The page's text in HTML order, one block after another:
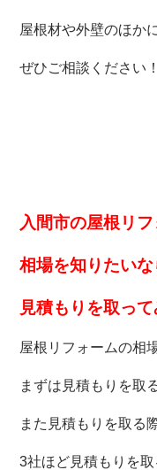
屋根材や外壁のほか
ぜひご相談ください！
入間市の屋根リ
相場を知りたいな
見積もりを取っ
屋根リフォームの相
まずは見積もりを取
また見積もりを取る
3社ほど見積もりを取